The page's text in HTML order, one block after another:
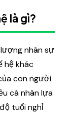
là gì?
nhân sự
hệ khác
con người
cá nhân lựa
tuổi nghỉ